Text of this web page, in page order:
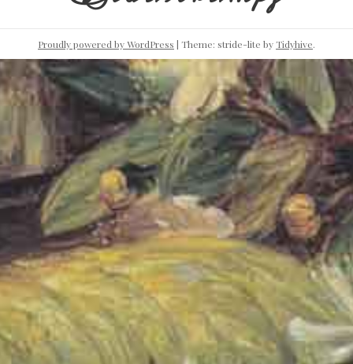
Proudly powered by WordPress | Theme: stride-lite byTidyhive.